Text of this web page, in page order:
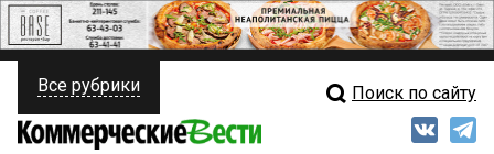
ПОЛИТИКА
ФИНАНСЫ
Свежий выпуск
Все рубрики Поиск по сайту